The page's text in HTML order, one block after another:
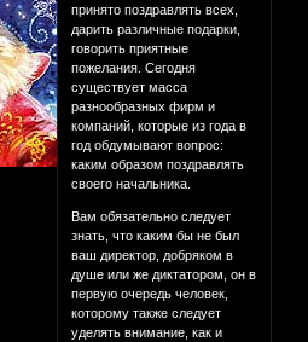
принято поздравлять всех,
дарить различные подарки,
говорить приятные
пожелания. Сегодня
существует масса
разнообразных фирм и
компаний, которые из года в
год обдумывают вопрос:
каким образом поздравлять
своего начальника.
Вам обязательно следует
знать, что каким бы не был
ваш директор, добряком в
душе или же диктатором, он в
первую очередь человек,
которому также следует
уделять внимание, как и